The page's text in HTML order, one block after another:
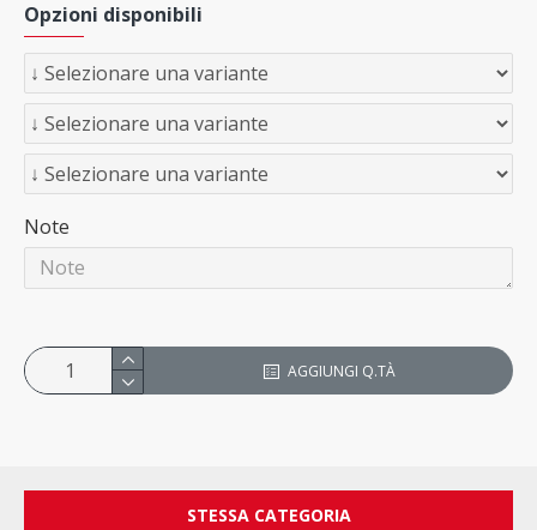
Opzioni disponibili
Note
AGGIUNGI Q.TÀ
STESSA CATEGORIA